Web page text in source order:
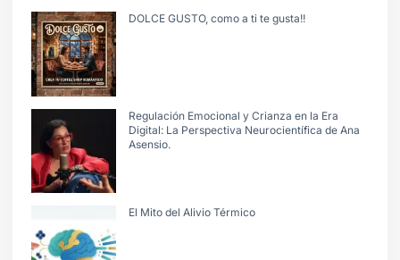
DOLCE GUSTO, como a ti te gusta!!
Regulación Emocional y Crianza en la Era
Digital: La Perspectiva Neurocientífica de Ana
Asensio.
El Mito del Alivio Térmico